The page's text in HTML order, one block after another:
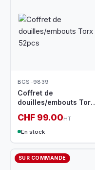
BGS-9839
Coffret de
douilles/embouts Torx
CHF 99.00HT
En stock
SUR COMMANDE